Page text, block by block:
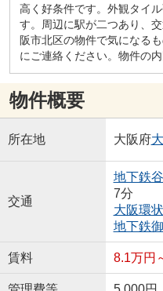
高く好条件です。外観タイ
す。周辺に駅が二つあり、
阪市北区の物件で気になる
にご連絡ください。物件の
物件概要
所在地 大阪府
交通
地下鉄
7分
大阪環
地下鉄
賃料 8.1万円